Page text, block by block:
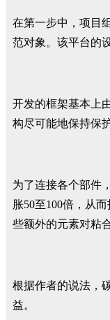
在第一步中，项目
范对象。该平台的
开发的框架基本上
构尽可能地保持保
为了连接各个部件
胀50至100倍，从
些额外的元素对粘
根据作者的说法，
益。